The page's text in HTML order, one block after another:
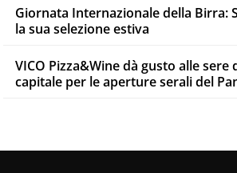
Giornata Internazionale della Birra:
la sua selezione estiva
VICO Pizza&Wine dà gusto alle sere
capitale per le aperture serali del